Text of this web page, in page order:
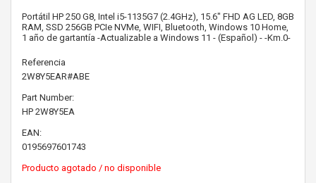
Portátil HP 250 G8, Intel i5-1135G7 (2.4GHz), 15.6" FHD AG LED, 8GB
RAM, SSD 256GB PCIe NVMe, WIFI, Bluetooth, Windows 10 Home,
1 año de gartantía -Actualizable a Windows 11 - (Español) - -Km.0-
Referencia
2W8Y5EAR#ABE
Part Number:
HP 2W8Y5EA
EAN:
0195697601743
Producto agotado / no disponible